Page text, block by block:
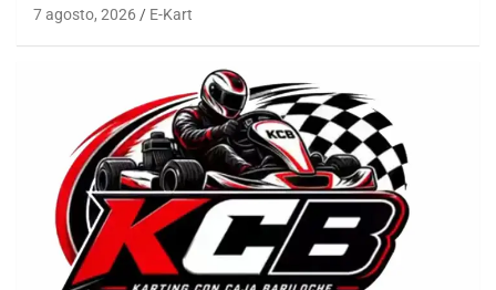
7 agosto, 2026 E-Kart